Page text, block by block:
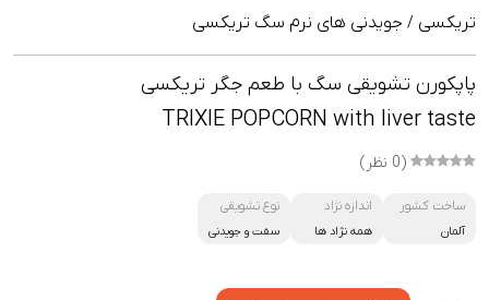
تریکسی / جویدنی های نرم سگ تریکسی
پاپکورن تشویقی سگ با طعم جگر تریکسی
TRIXIE POPCORN with liver taste
(0 نظر)
ساخت کشور
آلمان
اندازه نژاد
همه نژاد ها
نوع تشویقی
سفت و جویدنی